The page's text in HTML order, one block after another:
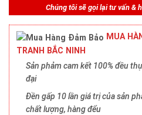
Chúng tôi sẽ gọi lại tư vấn &
MUA
TRANH BẮC NINH
Sản phảm cam kết 100% đều
đại
Đền gấp 10 lần giá trị của sản
chất lượng, hàng đểu